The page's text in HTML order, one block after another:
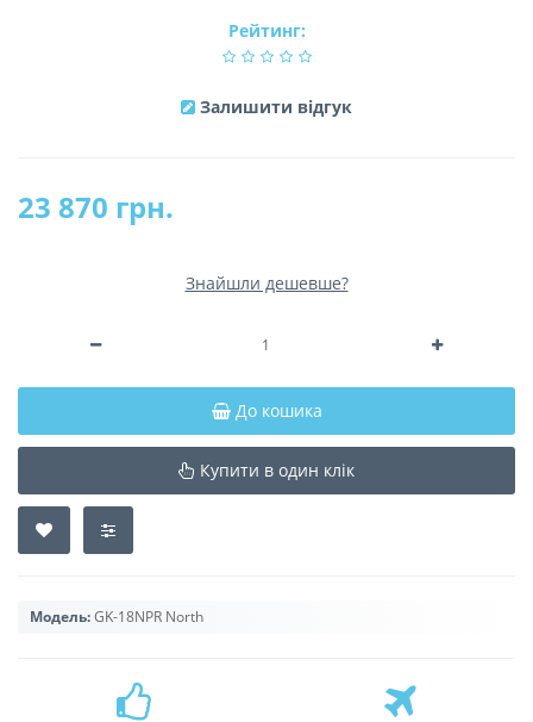
Рейтинг:
Залишити відгук
23 870 грн.
Знайшли дешевше?
До кошика
Купити в один клік
Модель:GK-18NPR North